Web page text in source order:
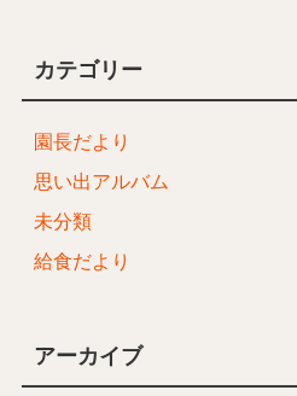
カテゴリー
園長だより
思い出アルバム
未分類
給食だより
アーカイブ